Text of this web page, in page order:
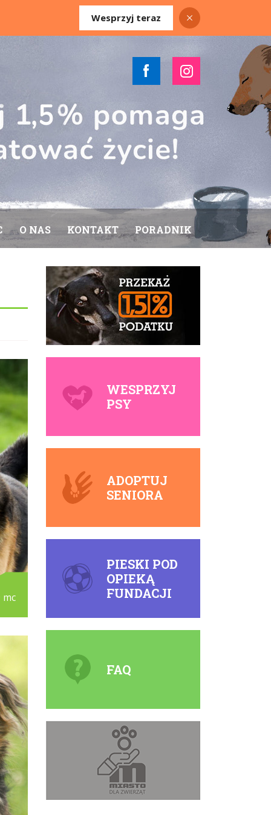
Wesprzyj teraz
O NAS KONTAKT PORADNIK
mc
WESPRZYJ
PSY
ADOPTUJ
SENIORA
PIESKI POD
OPIEKĄ
FUNDACJI
FAQ